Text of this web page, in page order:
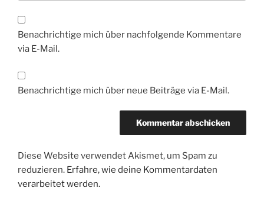
Benachrichtige mich über nachfolgende Kommentare
via E-Mail.
Benachrichtige mich über neue Beiträge via E-Mail.
Diese Website verwendet Akismet, um Spam zu
reduzieren. Erfahre, wie deine Kommentardaten
verarbeitet werden.